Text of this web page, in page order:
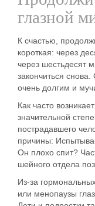
глазной
К счастью,
короткая: через
через шестьдесят
закончиться
очень долгим и
Как часто
значительной
пострадавшего
причины:
Он плохо спит?
шейного отдела
Из-за
или менопаузы